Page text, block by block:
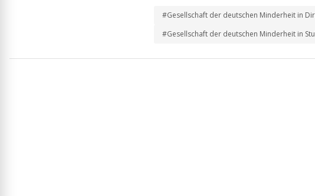
#Gesellschaft der deutschen Minderheit in
#Gesellschaft der deutschen Minderheit in